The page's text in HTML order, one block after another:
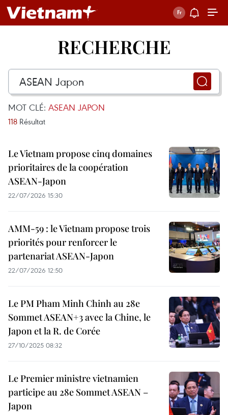
RECHERCHE
MOT CLÉ: ASEAN JAPON
118 Résultat
Le Vietnam propose cinq domaines
prioritaires de la coopération
ASEAN-Japon
22/07/2026 15:30
AMM-59 : le Vietnam propose trois
priorités pour renforcer le
partenariat ASEAN-Japon
22/07/2026 12:50
Le PM Pham Minh Chinh au 28e
Sommet ASEAN+3 avec la Chine, le
Japon et la R. de Corée
27/10/2025 08:32
Le Premier ministre vietnamien
participe au 28e Sommet ASEAN –
Japon